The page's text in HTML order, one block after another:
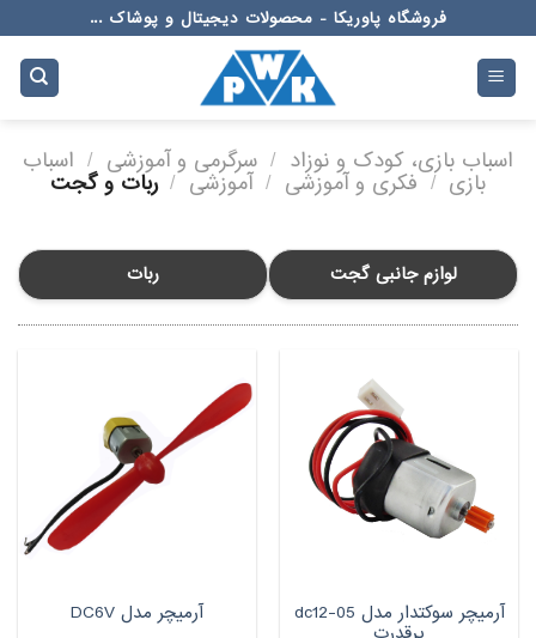
to
content
فروشگاه پاوریکا - محصولات دیجیتال و پوشاک ...
اسباب بازی، کودک و نوزاد / سرگرمی و آموزشی / اسباب
بازی / فکری و آموزشی / آموزشی / ربات و گجت
ربات لوازم جانبی گجت
آرمیچر سوکتدار مدل dc12-05 آرمیچر مدل DC6V